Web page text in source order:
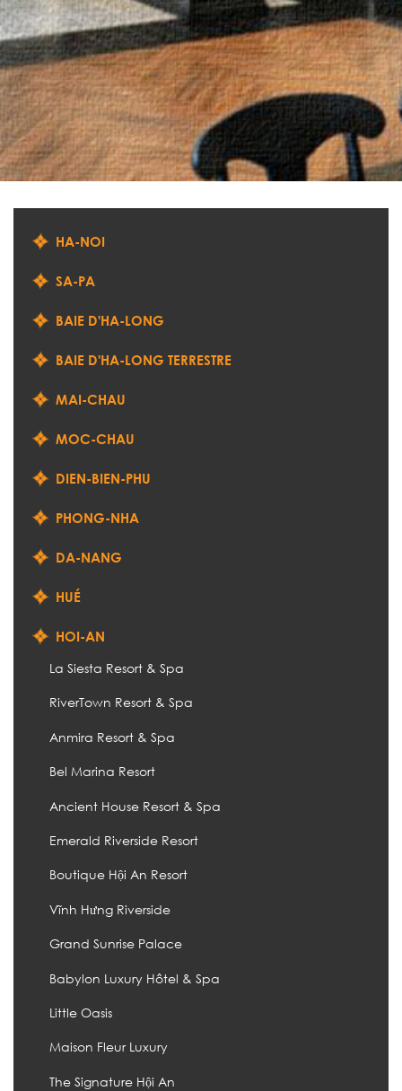
HA-NOI
SA-PA
BAIE D'HA-LONG
BAIE D'HA-LONG TERRESTRE
MAI-CHAU
MOC-CHAU
DIEN-BIEN-PHU
PHONG-NHA
DA-NANG
HUÉ
HOI-AN
La Siesta Resort & Spa
RiverTown Resort & Spa
Anmira Resort & Spa
Bel Marina Resort
Ancient House Resort & Spa
Emerald Riverside Resort
Boutique Hội An Resort
Vĩnh Hưng Riverside
Grand Sunrise Palace
Babylon Luxury Hôtel & Spa
Little Oasis
Maison Fleur Luxury
The Signature Hội An